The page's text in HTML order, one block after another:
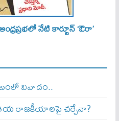
నేటి కార్టూన్ ‘ఔరా’
వివాదం..
రాజకీయాలపై చర్చేనా?